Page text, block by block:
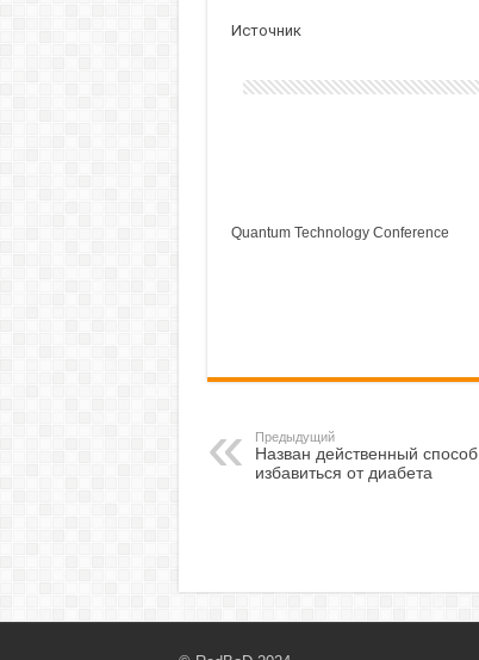
Источник
Quantum Technology Conference
Предыдущий
Назван действенный способ
избавиться от диабета